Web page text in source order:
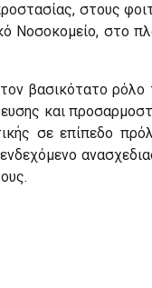
στους
Νοσοκομείο, στο
βασικότατο
και
σε επίπεδο